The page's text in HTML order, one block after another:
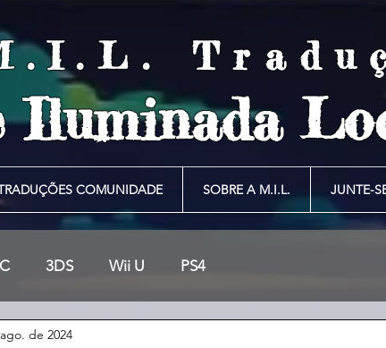
Iluminada
COMUNIDADE SOBRE A M.I.L. JUNTE-
3DS Wii U PS4
de 2024